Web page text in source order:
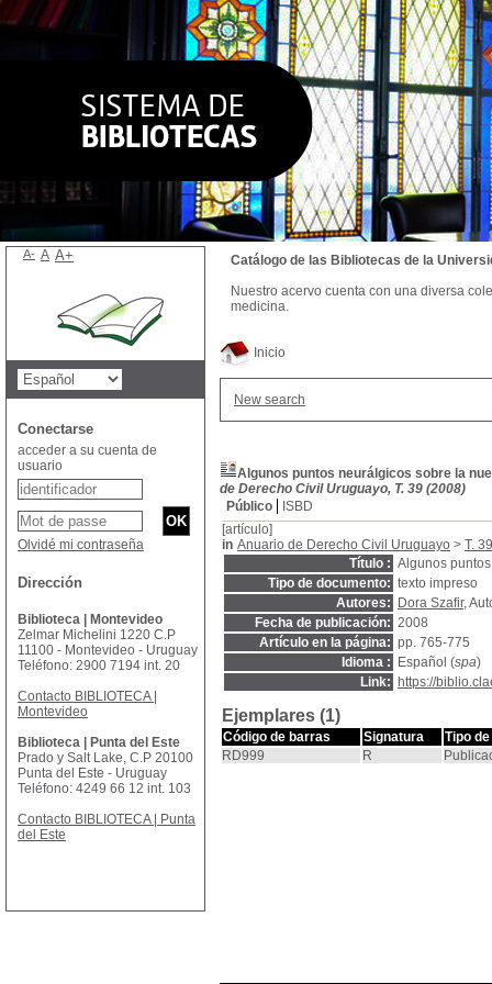
Inicio
New search
Algunos puntos neurálgicos sobre la
de Derecho Civil Uruguayo, T. 39 (2008)
Público
ISBD
[artículo]
in Anuario de Derecho Civil Uruguayo > T.
Título : Algunos
Tipo de documento: texto impreso
Autores:
Dora Szafir,
Fecha de publicación: 2008
Artículo en la página: pp. 765-775
Idioma :
Español (spa)
Link:
https://
Ejemplares (1)
Código de barras Signatura
Tipo
RD999
R
Catálogo de las Bibliotecas de la
Nuestro acervo cuenta con una diversa
medicina.
A- A A+
Conectarse
acceder a su cuenta de
usuario
Olvidé mi contraseña
Dirección
Biblioteca | Montevideo
Zelmar Michelini 1220 C.P
11100 - Montevideo - Uruguay
Teléfono: 2900 7194 int. 20
Contacto BIBLIOTECA |
Montevideo
Biblioteca | Punta del Este
Prado y Salt Lake, C.P 20100
Punta del Este - Uruguay
Teléfono: 4249 66 12 int. 103
Contacto BIBLIOTECA | Punta
del Este